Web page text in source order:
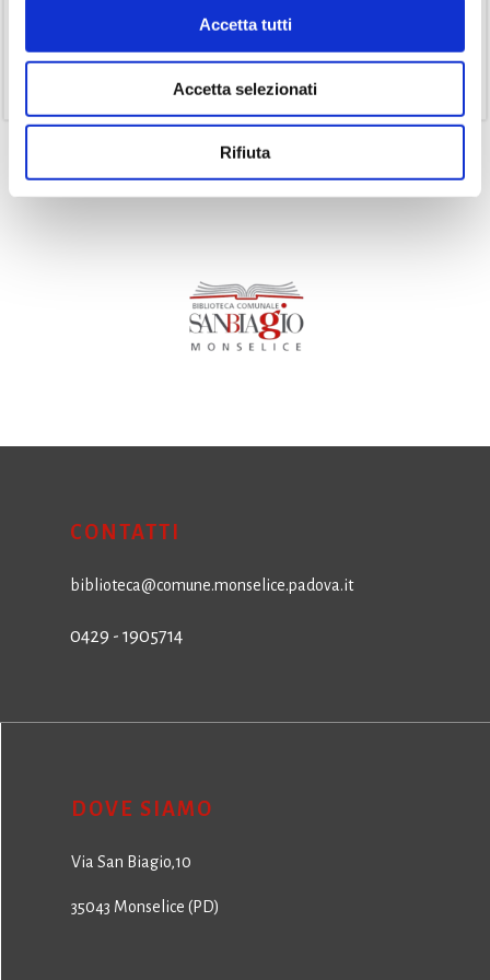
Accetta tutti
Accetta selezionati
Rifiuta
Senza categoria(1)
CONTATTI
biblioteca@comune.monselice.padova.it
0429 - 1905714
DOVE SIAMO
Via San Biagio,10
35043 Monselice (PD)